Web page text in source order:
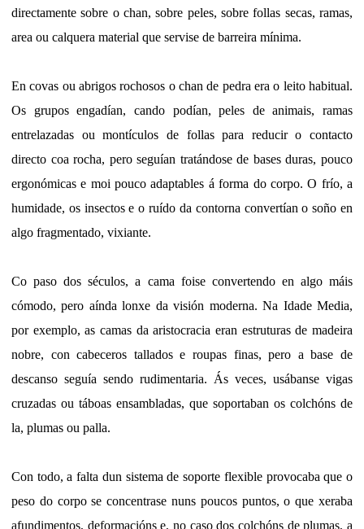
directamente sobre o chan, sobre peles, sobre follas secas, ramas,
area ou calquera material que servise de barreira mínima.
En covas ou abrigos rochosos o chan de pedra era o leito habitual.
Os grupos engadían, cando podían, peles de animais, ramas
entrelazadas ou montículos de follas para reducir o contacto
directo coa rocha, pero seguían tratándose de bases duras, pouco
ergonómicas e moi pouco adaptables á forma do corpo. O frío, a
humidade, os insectos e o ruído da contorna convertían o soño en
algo fragmentado, vixiante.
Co paso dos séculos, a cama foise convertendo en algo máis
cómodo, pero aínda lonxe da visión moderna. Na Idade Media,
por exemplo, as camas da aristocracia eran estruturas de madeira
nobre, con cabeceros tallados e roupas finas, pero a base de
descanso seguía sendo rudimentaria. Ás veces, usábanse vigas
cruzadas ou táboas ensambladas, que soportaban os colchóns de
la, plumas ou palla.
Con todo, a falta dun sistema de soporte flexible provocaba que o
peso do corpo se concentrase nuns poucos puntos, o que xeraba
afundimentos, deformacións e, no caso dos colchóns de plumas, a